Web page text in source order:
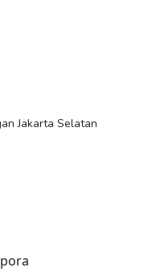
Jakarta Selatan